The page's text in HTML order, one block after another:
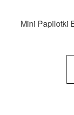
Mini Papilotki